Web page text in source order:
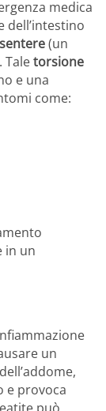
medica
dell’intestino
(un
Taletorsione
e una
come:
in un
un
e provoca